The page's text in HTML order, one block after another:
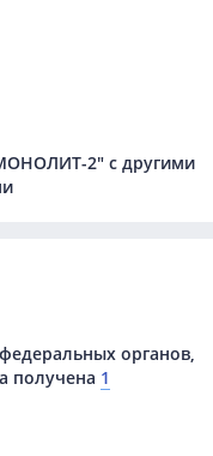
2" с другими
органов,
получена 1